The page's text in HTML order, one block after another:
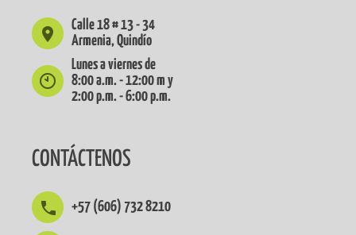
Calle 18 # 13 - 34
Armenia, Quindío
Lunes a viernes de
8:00 a.m. - 12:00 m y
2:00 p.m. - 6:00 p.m.
CONTÁCTENOS
+57 (606) 732 8210